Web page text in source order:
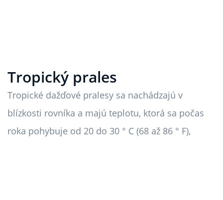
Tropický prales
Tropické dažďové pralesy sa nachádzajú v
blízkosti rovníka a majú teplotu, ktorá sa počas
roka pohybuje od 20 do 30 ° C (68 až 86 ° F),